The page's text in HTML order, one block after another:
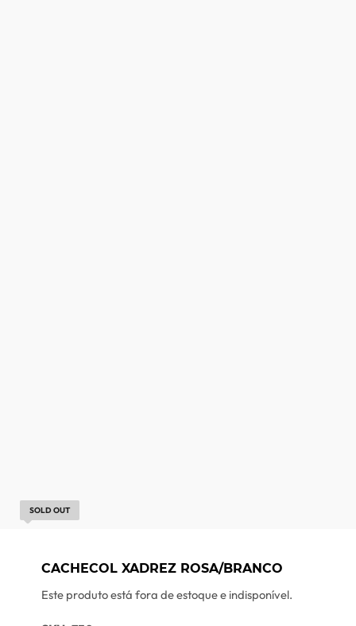
SOLD OUT
CACHECOL XADREZ ROSA/BRANCO
Este produto está fora de estoque e indisponível.